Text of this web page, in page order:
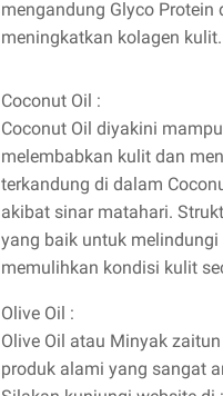
mengandung Glyco Protein
meningkatkan kolagen kulit.
Coconut Oil :
Coconut Oil diyakini
melembabkan kulit dan
terkandung di dalam
akibat sinar matahari.
yang baik untuk
memulihkan kondisi kulit
Olive Oil :
Olive Oil atau Minyak
produk alami yang sangat